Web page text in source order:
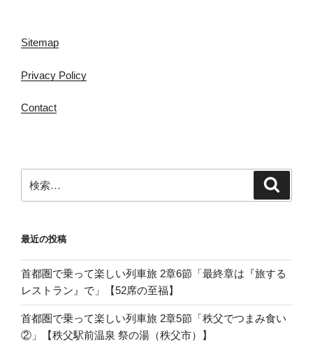
Sitemap
Privacy Policy
Contact
索:
最近の投稿
首都圏で乗って楽しい列車旅 2章6節「最終章は『旅する
レストラン』で」【52席の至福】
首都圏で乗って楽しい列車旅 2章5節「秩父でつまみ食い
②」【秩父駅前温泉 祭の湯（秩父市）】